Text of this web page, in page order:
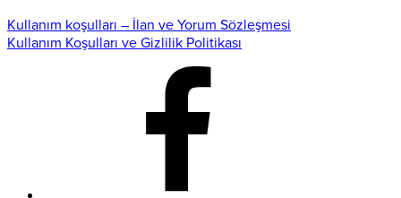
Kullanım koşulları – İlan ve Yorum Sözleşmesi
Kullanım Koşulları ve Gizlilik Politikası